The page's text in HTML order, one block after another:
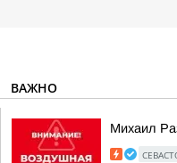
ВАЖНО
Михаил